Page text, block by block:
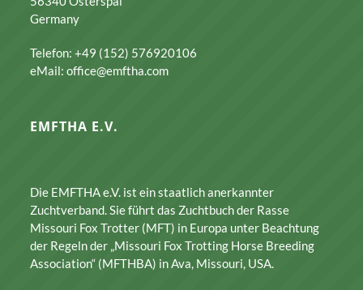
Germany
Telefon: +49 (152) 576920106
eMail: office@emftha.com
EMFTHA E.V.
Die EMFTHA e.V. ist ein staatlich anerkannter
Zuchtverband. Sie führt das Zuchtbuch der Rasse
Missouri Fox Trotter (MFT) in Europa unter Beachtung
der Regeln der „Missouri Fox Trotting Horse Breeding
Association“ (MFTHBA) in Ava, Missouri, USA.